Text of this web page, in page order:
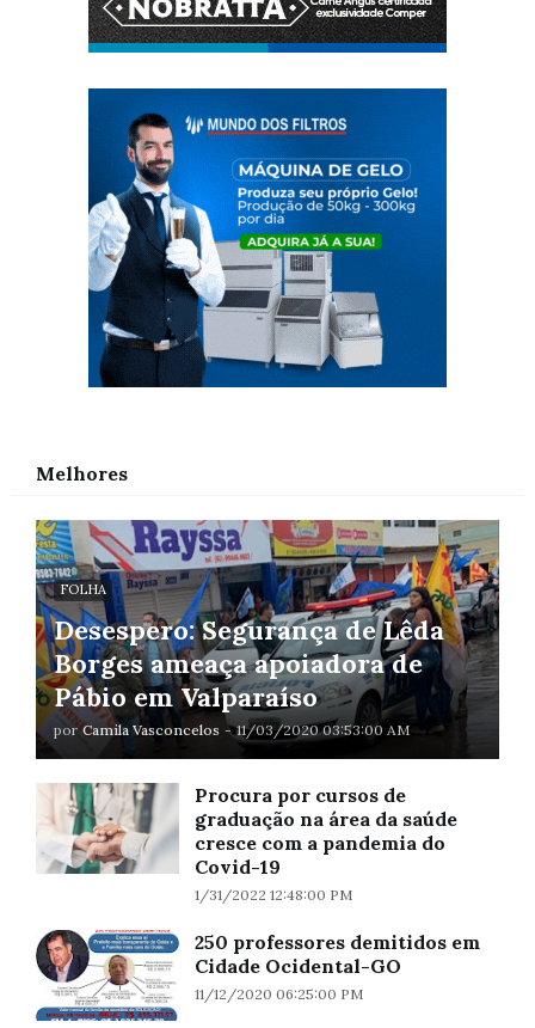
Melhores
FOLHA
Desespero: Segurança de Lêda
Borges ameaça apoiadora de
Pábio em Valparaíso
por Camila Vasconcelos - 11/03/2020 03:53:00 AM
Procura por cursos de
graduação na área da saúde
cresce com a pandemia do
Covid-19
1/31/2022 12:48:00 PM
250 professores demitidos em
Cidade Ocidental-GO
11/12/2020 06:25:00 PM